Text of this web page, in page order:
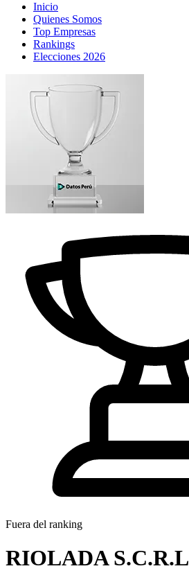
Inicio
Quienes Somos
Top Empresas
Rankings
Elecciones 2026
Fuera del ranking
RIOLADA S.C.R.L